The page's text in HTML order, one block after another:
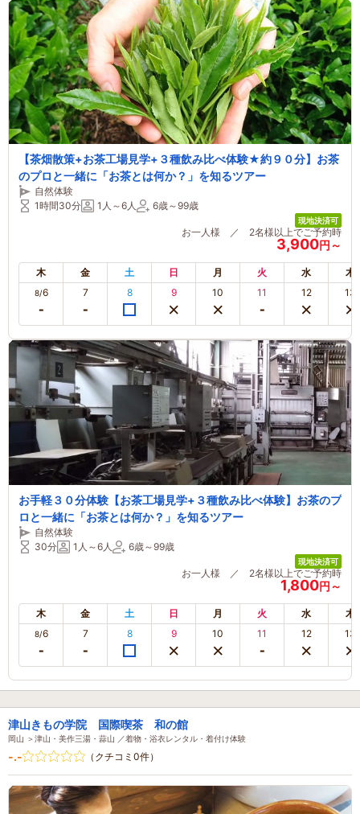
【茶畑散策+お茶工場見学+３種飲み比べ体験★約９０分】お茶
のプロと一緒に「お茶とは何か？」を知るツアー
自然体験
1時間30分
1人～6人 6歳～99歳
現地決済可
お一人様 ／ 2名様以上でご予約時
3,900円～
木 金 土 日 月 火 水 木
8/6 7 8 9 10 11 12 13
お手軽３０分体験【お茶工場見学+３種飲み比べ体験】お茶のプ
ロと一緒に「お茶とは何か？」を知るツアー
自然体験
30分
1人～6人 6歳～99歳
現地決済可
お一人様 ／ 2名様以上でご予約時
1,800円～
木 金 土 日 月 火 水 木
8/6 7 8 9 10 11 12 13
津山きもの学院 国際喫茶 和の館
岡山 ＞津山・美作三湯・蒜山 ／着物・浴衣レンタル・着付け体験
-.- （クチコミ0件）